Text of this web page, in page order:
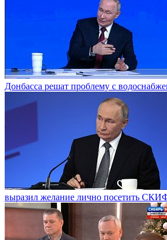
Донбасса решат проблему с
выразил желание лично посетить